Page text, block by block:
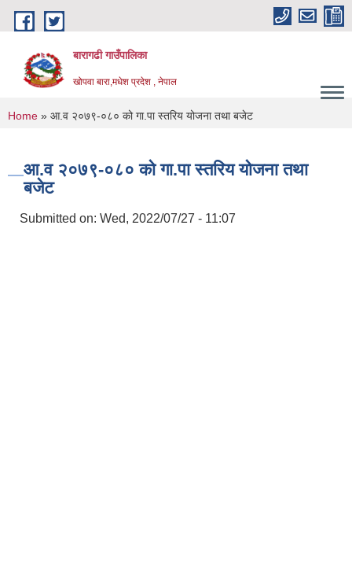
Skip to main content
बारागढी गाउँपालिका
खोपवा बारा,मधेश प्रदेश , नेपाल
You are here
Home » आ.व २०७९-०८० को गा.पा स्तरिय योजना तथा बजेट
आ.व २०७९-०८० को गा.पा स्तरिय योजना तथा
बजेट
Submitted on: Wed, 2022/07/27 - 11:07